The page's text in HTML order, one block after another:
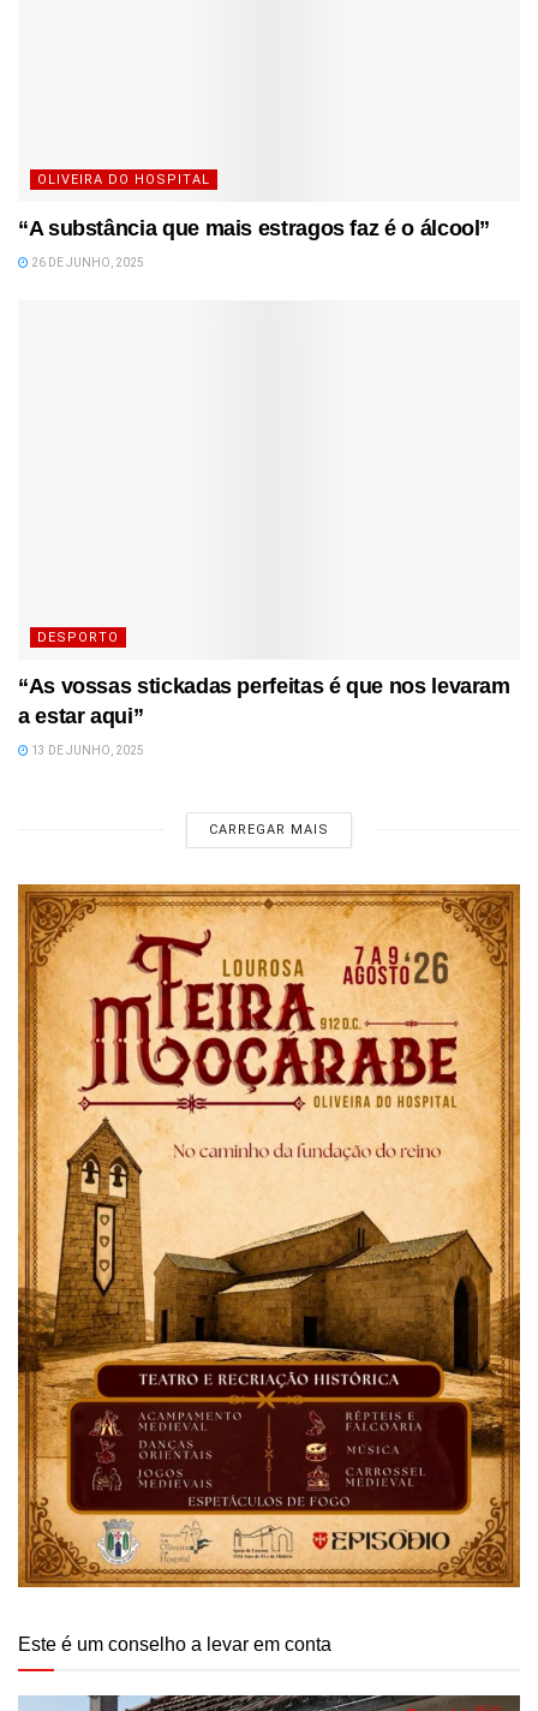
OLIVEIRA DO HOSPITAL
“A substância que mais estragos faz é o álcool”
26 DE JUNHO, 2025
DESPORTO
“As vossas stickadas perfeitas é que nos levaram
a estar aqui”
13 DE JUNHO, 2025
CARREGAR MAIS
Este é um conselho a levar em conta